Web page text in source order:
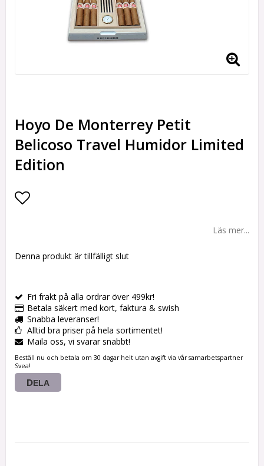
Hoyo De Monterrey Petit
Belicoso Travel Humidor Limited
Edition
Läs mer...
Denna produkt är tillfälligt slut
Fri frakt på alla ordrar över 499kr!
Betala säkert med kort, faktura & swish
Snabba leveranser!
Alltid bra priser på hela sortimentet!
Maila oss, vi svarar snabbt!
Beställ nu och betala om 30 dagar helt utan avgift via vår samarbetspartner
Svea!
DELA